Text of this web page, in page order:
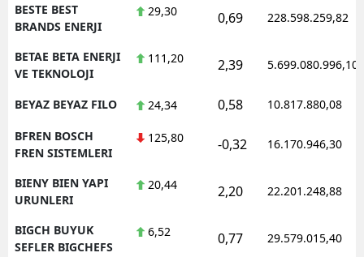
BESTE BEST
BRANDS ENERJI
29,30 0,69 228.598.259,82
BETAE BETA ENERJI
VE TEKNOLOJI
111,20 2,39 5.699.080.996,10
BEYAZ BEYAZ FILO 24,34 0,58 10.817.880,08
BFREN BOSCH
FREN SISTEMLERI
125,80 -0,32 16.170.946,30
BIENY BIEN YAPI
URUNLERI
20,44 2,20 22.201.248,88
BIGCH BUYUK
SEFLER BIGCHEFS
6,52 0,77 29.579.015,40